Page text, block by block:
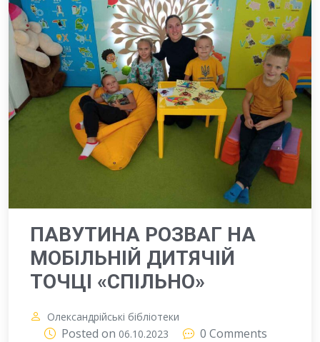
ПАВУТИНА РОЗВАГ НА
МОБІЛЬНІЙ ДИТЯЧІЙ
ТОЧЦІ «СПІЛЬНО»
Олександрійські бібліотеки
Posted on 06.10.2023
0 Comments